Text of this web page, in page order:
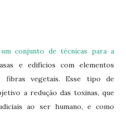
conjunto de técnicas para a
e edifícios com elementos
fibras vegetais. Esse tipo de
a redução das toxinas, que
ao ser humano, e como